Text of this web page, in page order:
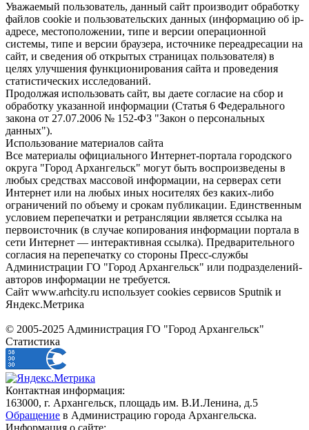
Уважаемый пользователь, данный сайт производит обработку
файлов cookie и пользовательских данных (информацию об ip-
адресе, местоположении, типе и версии операционной
системы, типе и версии браузера, источнике переадресации на
сайт, и сведения об открытых страницах пользователя) в
целях улучшения функционирования сайта и проведения
статистических исследований.
Продолжая использовать сайт, вы даете согласие на сбор и
обработку указанной информации (Статья 6 Федерального
закона от 27.07.2006 № 152-ФЗ "Закон о персональных
данных").
Использование материалов сайта
Все материалы официального Интернет-портала городского
округа "Город Архангельск" могут быть воспроизведены в
любых средствах массовой информации, на серверах сети
Интернет или на любых иных носителях без каких-либо
ограничений по объему и срокам публикации. Единственным
условием перепечатки и ретрансляции является ссылка на
первоисточник (в случае копирования информации портала в
сети Интернет — интерактивная ссылка). Предварительного
согласия на перепечатку со стороны Пресс-службы
Администрации ГО "Город Архангельск" или подразделений-
авторов информации не требуется.
Сайт www.arhcity.ru использует cookies сервисов Sputnik и
Яндекс.Метрика
© 2005-2025 Администрация ГО "Город Архангельск"
Статистика
Контактная информация:
163000, г. Архангельск, площадь им. В.И.Ленина, д.5
Обращение в Администрацию города Архангельска.
Информация о сайте: